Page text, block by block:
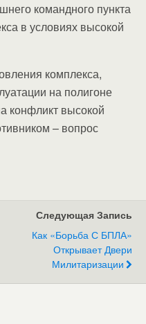
командного пункта
в условиях высокой
комплекса,
на полигоне
конфликт высокой
– вопрос
Следующая Запись
Как «борьба С БПЛА»
Открывает Двери
Милитаризации